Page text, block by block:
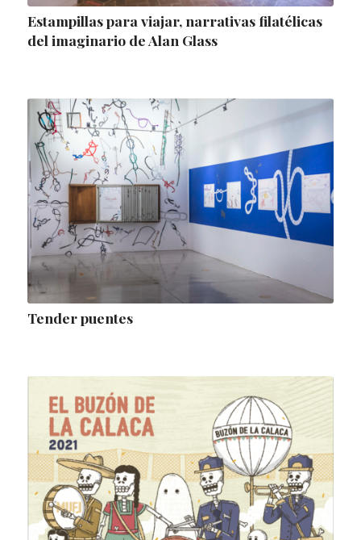
Estampillas para viajar, narrativas filatélicas
del imaginario de Alan Glass
Tender puentes